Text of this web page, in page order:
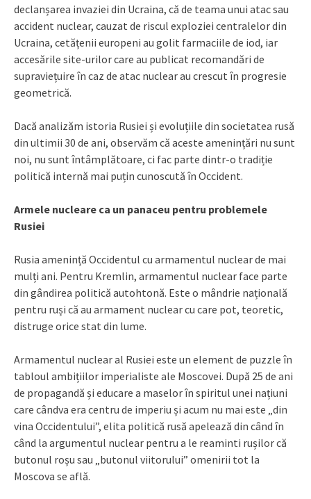
declanșarea invaziei din Ucraina, că de teama unui atac sau
accident nuclear, cauzat de riscul exploziei centralelor din
Ucraina, cetățenii europeni au golit farmaciile de iod, iar
accesările site-urilor care au publicat recomandări de
supraviețuire în caz de atac nuclear au crescut în progresie
geometrică.
Dacă analizăm istoria Rusiei și evoluțiile din societatea rusă
din ultimii 30 de ani, observăm că aceste amenințări nu sunt
noi, nu sunt întâmplătoare, ci fac parte dintr-o tradiție
politică internă mai puțin cunoscută în Occident.
Armele nucleare ca un panaceu pentru problemele
Rusiei
Rusia amenință Occidentul cu armamentul nuclear de mai
mulți ani. Pentru Kremlin, armamentul nuclear face parte
din gândirea politică autohtonă. Este o mândrie națională
pentru ruși că au armament nuclear cu care pot, teoretic,
distruge orice stat din lume.
Armamentul nuclear al Rusiei este un element de puzzle în
tabloul ambițiilor imperialiste ale Moscovei. După 25 de ani
de propagandă și educare a maselor în spiritul unei națiuni
care cândva era centru de imperiu și acum nu mai este „din
vina Occidentului”, elita politică rusă apelează din când în
când la argumentul nuclear pentru a le reaminti rușilor că
butonul roșu sau „butonul viitorului” omenirii tot la
Moscova se află.